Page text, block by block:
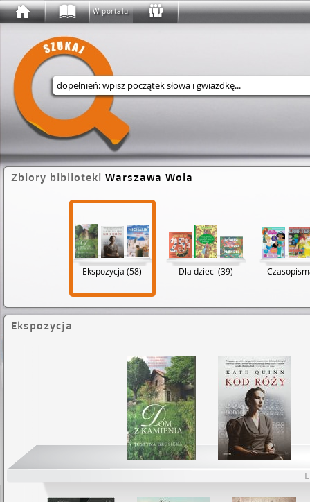
W portalu
Wyszukaj w serwisie
Zbiory biblioteki Warszawa Wola
Ekspozycja (58) Dla dzieci (39)
Ekspozycja